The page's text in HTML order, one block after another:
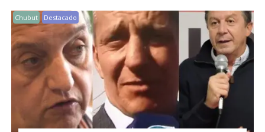
Chubut Destacado